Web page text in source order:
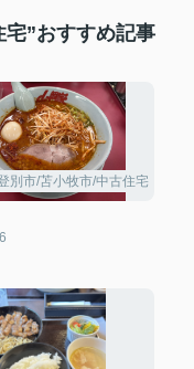
”おすすめ記事
別市/苫小牧市/中古住宅